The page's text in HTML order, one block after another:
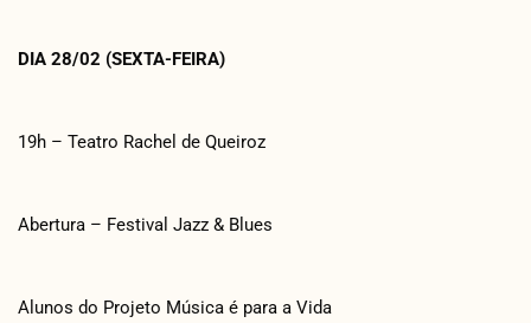
DIA 28/02 (SEXTA-FEIRA)
19h – Teatro Rachel de Queiroz
Abertura – Festival Jazz & Blues
Alunos do Projeto Música é para a Vida